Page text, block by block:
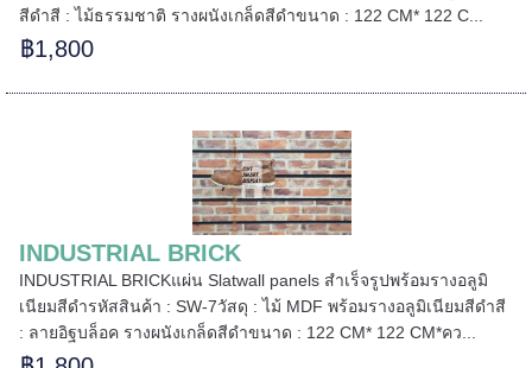
สีดำสี : ไม้ธรรมชาติ รางผนังเกล็ดสีดำขนาด : 122 CM* 122 C...
฿1,800
INDUSTRIAL BRICK
INDUSTRIAL BRICKแผ่น Slatwall panels สำเร็จรูปพร้อมรางอลูมิ
เนียมสีดำรหัสสินค้า : SW-7วัสดุ : ไม้ MDF พร้อมรางอลูมิเนียมสีดำสี
: ลายอิฐบล็อค รางผนังเกล็ดสีดำขนาด : 122 CM* 122 CM*คว...